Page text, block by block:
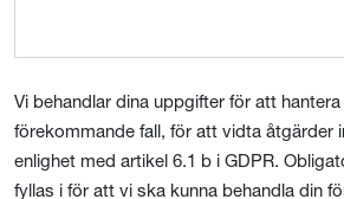
Vi behandlar dina uppgifter för att
förekommande fall, för att vidta åtgärder
enlighet med artikel 6.1 b i GDPR.
fyllas i för att vi ska kunna behandla din